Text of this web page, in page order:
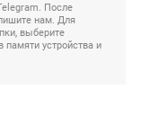
После
нам. Для
выберите
устройства и